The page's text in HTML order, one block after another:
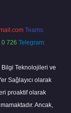
Teams:
0 726 Telegram:
Bilgi Teknolojileri ve
Sağlayıcı olarak
proaktif olarak
Ancak,